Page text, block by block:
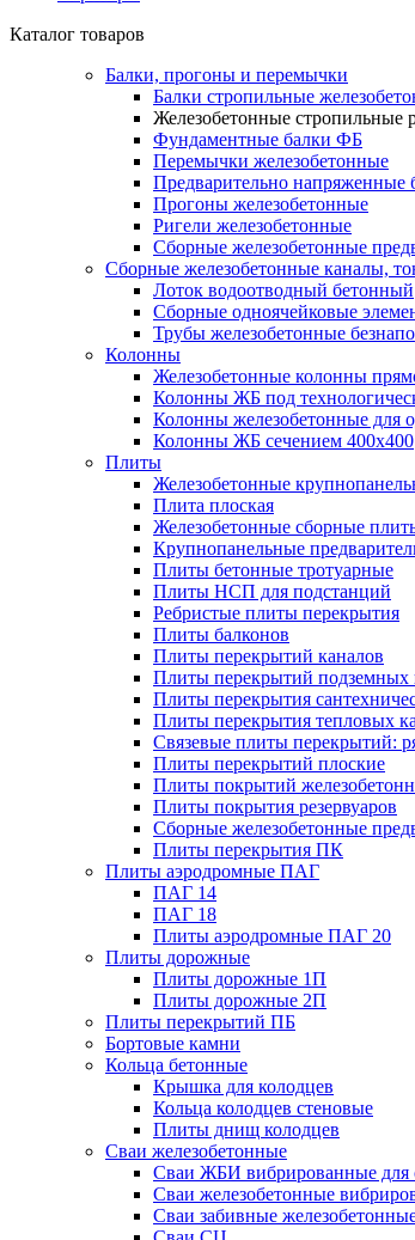
Каталог товаров
Балки, прогоны и перемычки
Балки стропильные
Железобетонные стропильные
Фундаментные балки ФБ
Перемычки железобетонные
Предварительно напряженные
Прогоны железобетонные
Ригели железобетонные
Сборные железобетонные
Сборные железобетонные каналы,
Лоток водоотводный бетонный
Сборные одноячейковые
Трубы железобетонные
Колонны
Железобетонные колонны
Колонны ЖБ под
Колонны железобетонные для
Колонны ЖБ сечением 400х400
Плиты
Железобетонные
Плита плоская
Железобетонные сборные
Крупнопанельные
Плиты бетонные тротуарные
Плиты НСП для подстанций
Ребристые плиты перекрытия
Плиты балконов
Плиты перекрытий каналов
Плиты перекрытий подземных
Плиты перекрытия
Плиты перекрытия тепловых
Связевые плиты перекрытий:
Плиты перекрытий плоские
Плиты покрытий
Плиты покрытия резервуаров
Сборные железобетонные
Плиты перекрытия ПК
Плиты аэродромные ПАГ
ПАГ 14
ПАГ 18
Плиты аэродромные ПАГ 20
Плиты дорожные
Плиты дорожные 1П
Плиты дорожные 2П
Плиты перекрытий ПБ
Бортовые камни
Кольца бетонные
Крышка для колодцев
Кольца колодцев стеновые
Плиты днищ колодцев
Сваи железобетонные
Сваи ЖБИ вибрированные для
Сваи железобетонные
Сваи забивные